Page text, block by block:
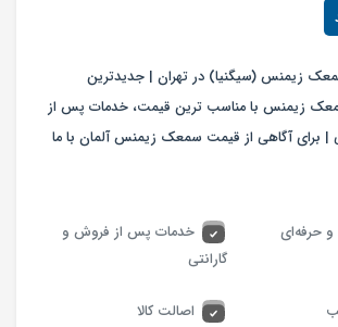
زیمنس (سیگنیا) در تهران | جدیدترین
زیمنس با مناسب ترین قیمت، خدمات پس از
| برای آگاهی از قیمت سمعک زیمنس آلمان با ما
و حرفه‌ای
خدمات پس از فروش و
گارانتی
اصالت کالا